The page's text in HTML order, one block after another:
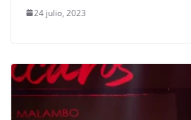
24 julio, 2023